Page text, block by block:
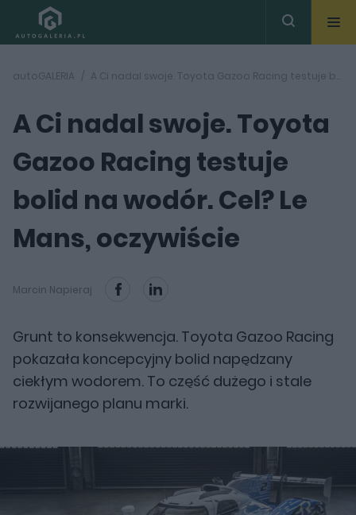
autoGALERIA A Ci nadal swoje. Toyota Gazoo Racing testuje bolid na wodór. Cel? Le Mans, oczywiście
A Ci nadal swoje. Toyota
Gazoo Racing testuje
bolid na wodór. Cel? Le
Mans, oczywiście
Marcin Napieraj
Grunt to konsekwencja. Toyota Gazoo Racing
pokazała koncepcyjny bolid napędzany
ciekłym wodorem. To część dużego i stale
rozwijanego planu marki.